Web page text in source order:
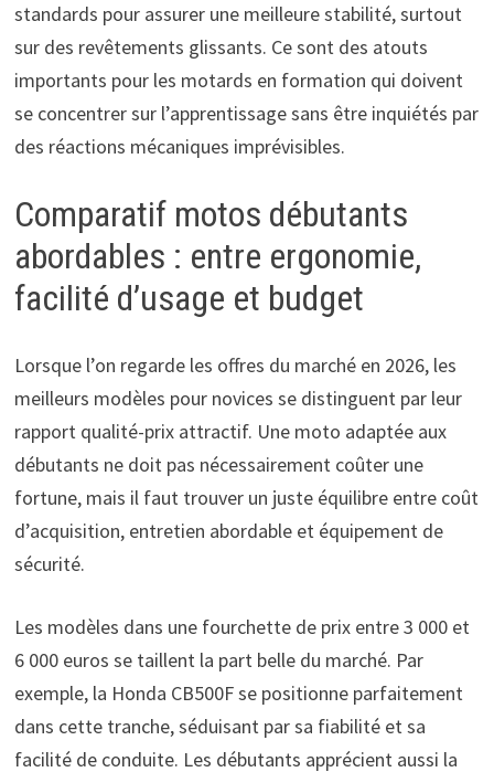
standards pour assurer une meilleure stabilité, surtout
sur des revêtements glissants. Ce sont des atouts
importants pour les motards en formation qui doivent
se concentrer sur l’apprentissage sans être inquiétés par
des réactions mécaniques imprévisibles.
Comparatif motos débutants
abordables : entre ergonomie,
facilité d’usage et budget
Lorsque l’on regarde les offres du marché en 2026, les
meilleurs modèles pour novices se distinguent par leur
rapport qualité-prix attractif. Une moto adaptée aux
débutants ne doit pas nécessairement coûter une
fortune, mais il faut trouver un juste équilibre entre coût
d’acquisition, entretien abordable et équipement de
sécurité.
Les modèles dans une fourchette de prix entre 3 000 et
6 000 euros se taillent la part belle du marché. Par
exemple, la Honda CB500F se positionne parfaitement
dans cette tranche, séduisant par sa fiabilité et sa
facilité de conduite. Les débutants apprécient aussi la